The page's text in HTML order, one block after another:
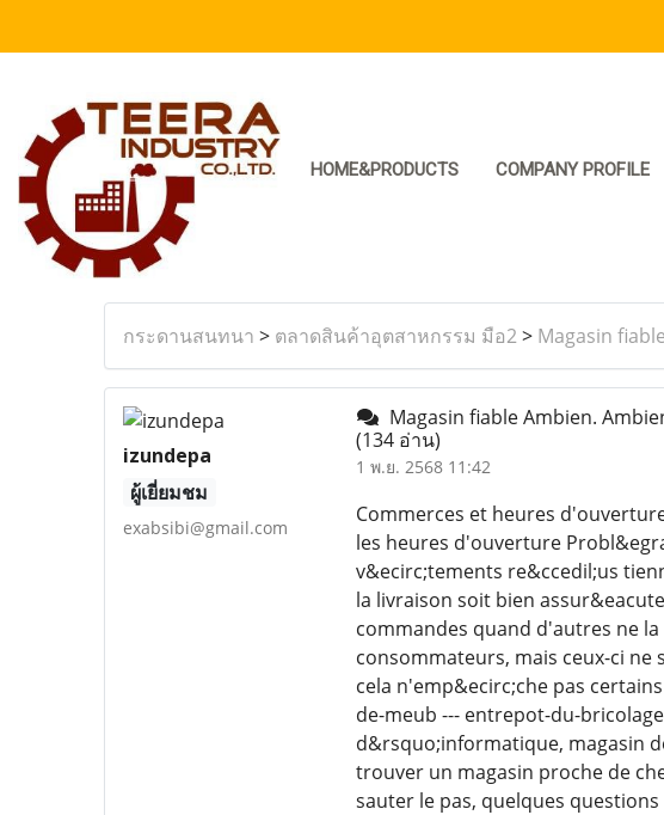
HOME&PRODUCTS COMPANY PROFILE
กระดานสนทนา > ตลาดสินค้าอุตสาหกรรม มือ2> Magasin
izundepa
ผู้เยี่ยมชม
exabsibi@gmail.com
Magasin fiable Ambien.
(134 อ่าน)
1 พ.ย. 2568 11:42
Commerces et heures
les heures d'ouverture
v&ecirc;tements re&ccedil;us
la livraison soit bien
commandes quand d'autres ne
consommateurs, mais ceux-ci
cela n'emp&ecirc;che pas
de-meub --- entrepot-du-
d&rsquo;informatique, magasin
trouver un magasin proche de
sauter le pas, quelques